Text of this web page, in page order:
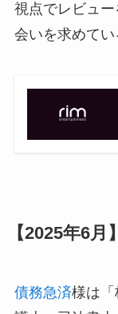
視点でレビュ
会いを求めて
【2025年6
債務急済様は